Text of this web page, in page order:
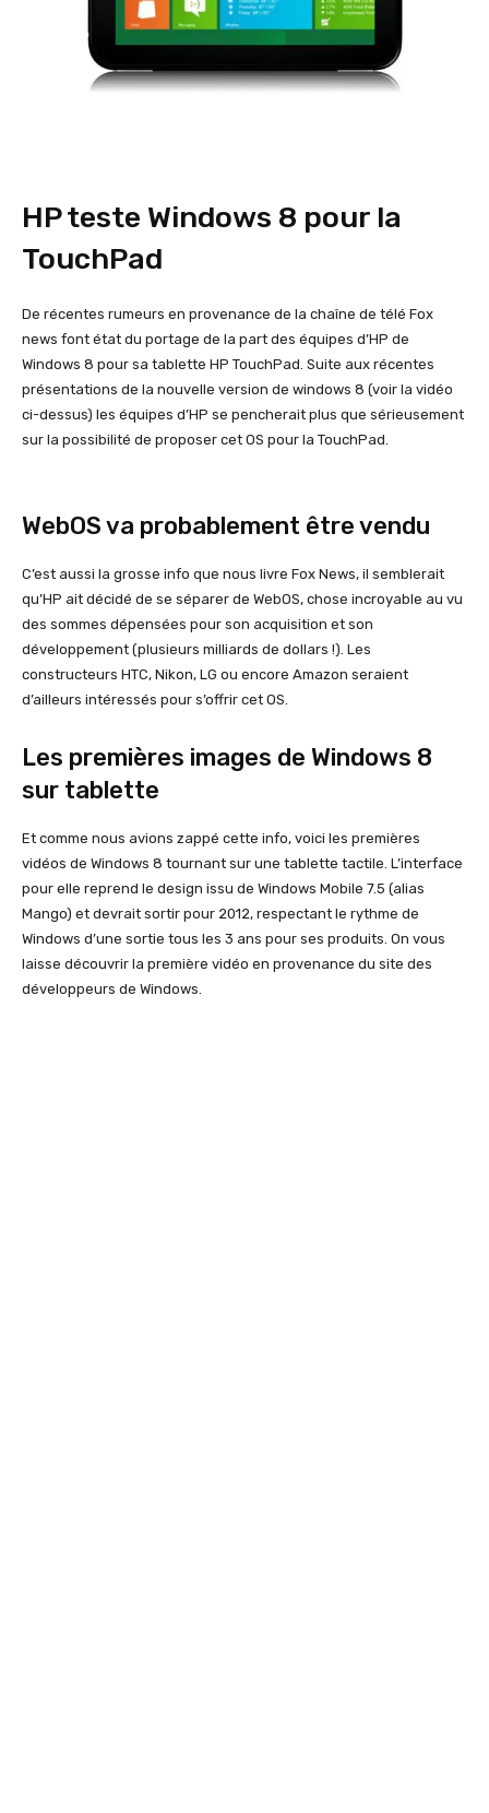
HP teste Windows 8 pour la
TouchPad
De récentes rumeurs en provenance de la chaîne de télé Fox
news font état du portage de la part des équipes d’HP de
Windows 8 pour sa tablette HP TouchPad. Suite aux récentes
présentations de la nouvelle version de windows 8 (voir la vidéo
ci-dessus) les équipes d’HP se pencherait plus que sérieusement
sur la possibilité de proposer cet OS pour la TouchPad.
WebOS va probablement être vendu
C’est aussi la grosse info que nous livre Fox News, il semblerait
qu’HP ait décidé de se séparer de WebOS, chose incroyable au vu
des sommes dépensées pour son acquisition et son
développement (plusieurs milliards de dollars !). Les
constructeurs HTC, Nikon, LG ou encore Amazon seraient
d’ailleurs intéressés pour s’offrir cet OS.
Les premières images de Windows 8
sur tablette
Et comme nous avions zappé cette info, voici les premières
vidéos de Windows 8 tournant sur une tablette tactile. L’interface
pour elle reprend le design issu de Windows Mobile 7.5 (alias
Mango) et devrait sortir pour 2012, respectant le rythme de
Windows d’une sortie tous les 3 ans pour ses produits. On vous
laisse découvrir la première vidéo en provenance du site des
développeurs de Windows.